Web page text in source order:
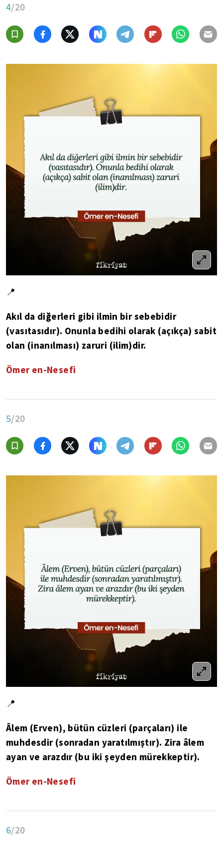
4/20
📍
Akıl da diğerleri gibi ilmin bir sebebidir
(vasıtasıdır). Onunla bedihi olarak (açıkça) sabit
olan (inanılması) zaruri (ilim)dir.
Ömer en-Nesefi
5/20
📍
Âlem (Erven), bütün cüzleri (parçaları) ile
muhdesdir (sonradan yaratılmıştır). Zira âlem
ayan ve arazdır (bu iki şeyden mürekkeptir).
Ömer en-Nesefi
6/20